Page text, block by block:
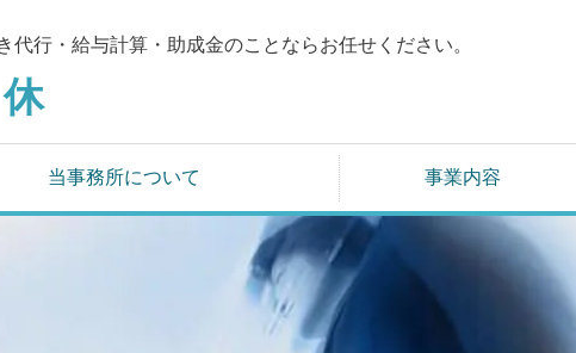
代行・給与計算・ 助成金のことならお任せください。
休
当事務所について 事業内容